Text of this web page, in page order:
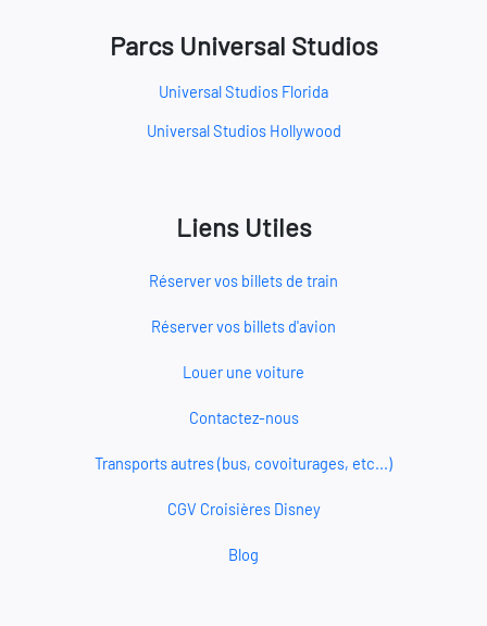
Parcs Universal Studios
Universal Studios Florida
Universal Studios Hollywood
Liens Utiles
Réserver vos billets de train
Réserver vos billets d'avion
Louer une voiture
Contactez-nous
Transports autres (bus, covoiturages, etc...)
CGV Croisières Disney
Blog